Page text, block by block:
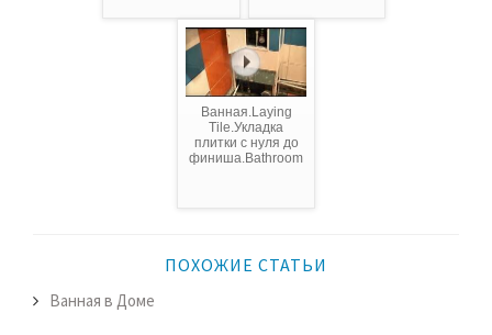
Ванная.Laying
Tile.Укладка
плитки c нуля до
финиша.Bathroom
ПОХОЖИЕ СТАТЬИ
Ванная в Доме